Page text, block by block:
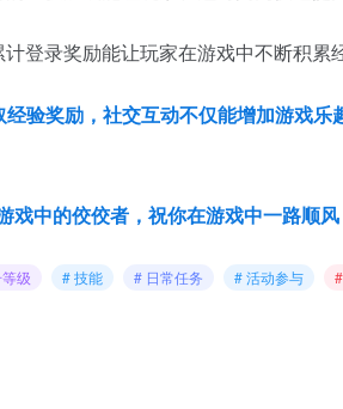
登录奖励能让玩家在游戏中不断积累经
验奖励， 社交互动不仅能增加游戏乐
中的佼佼者，祝你在游戏中一路顺风
级 # 技能 # 日常任务 # 活动参与